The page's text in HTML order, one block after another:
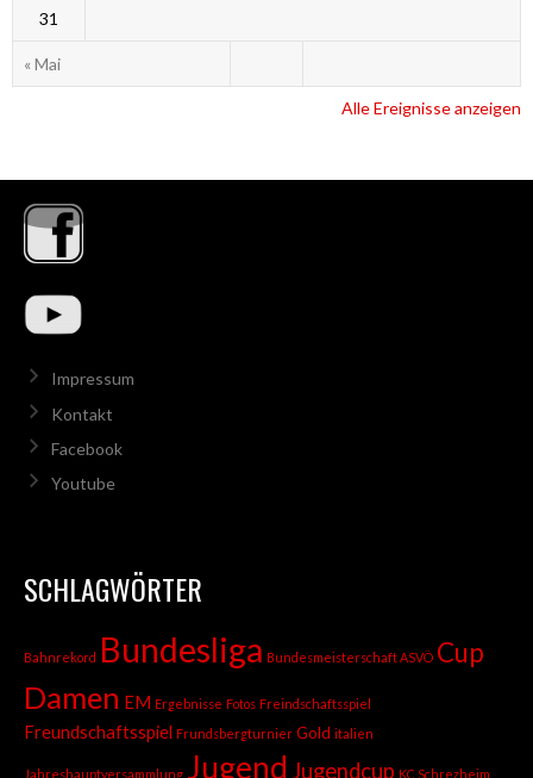
« Mai
31
Alle Ereignisse anzeigen
Impressum
Kontakt
Facebook
Youtube
SCHLAGWÖRTER
Bahnrekord Bundesliga Bundesmeisterschaft ASVÖ Cup
Damen EM Ergebnisse Fotos Freindschaftsspiel
Freundschaftsspiel Frundsbergturnier Gold italien
Jahreshauptversammlung Jugend Jugendcup KC Schrezheim